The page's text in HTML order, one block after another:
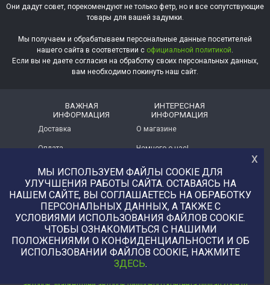
Они дадут совет, порекомендуют не только фетр, но и все сопутствующие
товары для вашей задумки.
Мы получаем и обрабатываем персональные данные посетителей
нашего сайта в соответствии с официальной политикой.
Если вы не даете согласия на обработку своих персональных данных,
вам необходимо покинуть наш сайт.
ВАЖНАЯ
ИНФОРМАЦИЯ
Доставка
Оплата
Помощь
Политика
конфиденциальности
ИНТЕРЕСНАЯ
ИНФОРМАЦИЯ
О магазине
Немного о нас!
Отзывы о магазине
Услуга печати на фетре
и вопросы АП
+7 (977) 329-12-08
info@uvaleronchika.ru
2013 © У Валерончика, 2026
х
МЫ ИСПОЛЬЗУЕМ ФАЙЛЫ COOKIE ДЛЯ
УЛУЧШЕНИЯ РАБОТЫ САЙТА. ОСТАВАЯСЬ НА
НАШЕМ САЙТЕ, ВЫ СОГЛАШАЕТЕСЬ НА ОБРАБОТКУ
ПЕРСОНАЛЬНЫХ ДАННЫХ, А ТАКЖЕ С
УСЛОВИЯМИ ИСПОЛЬЗОВАНИЯ ФАЙЛОВ COOKIE.
ЧТОБЫ ОЗНАКОМИТЬСЯ С НАШИМИ
ПОЛОЖЕНИЯМИ О КОНФИДЕНЦИАЛЬНОСТИ И ОБ
ИСПОЛЬЗОВАНИИ ФАЙЛОВ COOKIE, НАЖМИТЕ
ЗДЕСЬ.